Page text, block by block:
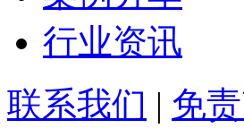
行业资讯
联系我们 | 免